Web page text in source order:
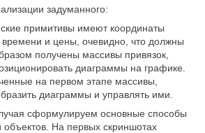
задуманного:
примитивы имеют координаты
времени и цены, очевидно, что должны
получены массивы привязок,
диаграммы на графике.
на первом этапе массивы,
диаграммы и управлять ими.
сформулируем основные способы
объектов. На первых скриншотах